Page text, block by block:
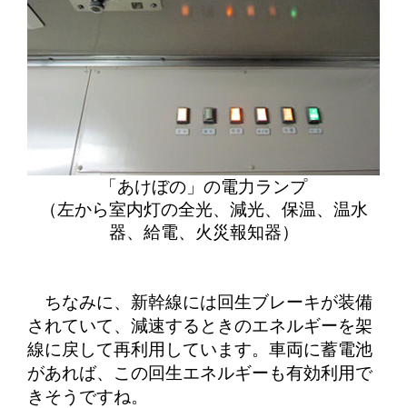
「あけぼの」の電力ランプ
（左から室内灯の全光、減光、保温、温水
器、給電、火災報知器）
ちなみに、新幹線には回生ブレーキが装備
されていて、減速するときのエネルギーを架
線に戻して再利用しています。車両に蓄電池
があれば、この回生エネルギーも有効利用で
きそうですね。